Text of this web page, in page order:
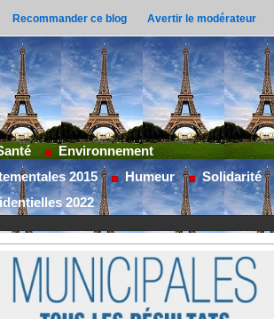
Recommander ce blog Avertir le modérateur
Environnement
2015 Humeur
Solidarité
2022